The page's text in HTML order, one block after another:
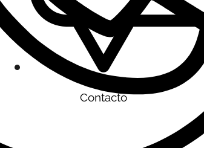
Contacto